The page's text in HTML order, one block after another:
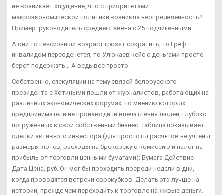
не возникает ощущение, что с приоритетами
макроэкономической политики возникла неопределенность?
Пример: руководитель среднего звена с 25 подчинёнными.
А они то пенсионный возраст грозят сократить, то Греф
инвалидом переоденется, то Улюкаев кейс с деньгами просто
берет подержать… А ведь все просто.
Собственно, спекуляции на тему связей белорусского
президента с Хотиными пошли от журналистов, работающих на
различных экономических форумах, по мнению которых
предприниматели не производили впечатления людей, глубоко
погруженных в свой собственный бизнес. Таблица показывает
сделки активного инвестора (для простоты расчетов не учтены
размеры лотов, расходы на брокерскую комиссию и налог на
прибыль от торговли ценными бумагами): Бумага Действие
Дата Цена, руб. Он мог бы проходить посреди недели в дни,
когда проводятся встречи еврокубков. Делать это лучше на
истории, прежде чем переходить к торговле на живые деньги.